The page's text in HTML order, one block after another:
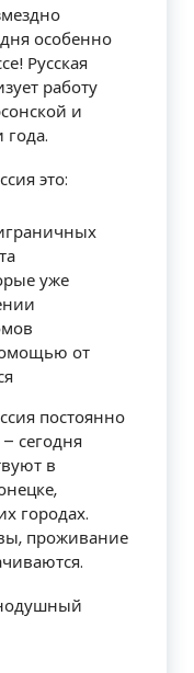
особенно
Русская
работу
и
года.
это:​
уже
от
постоянно
сегодня
в
городах.
проживание